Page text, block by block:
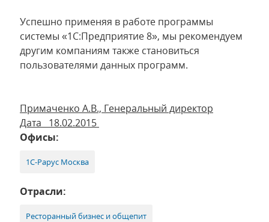
Успешно применяя в работе программы
системы «1С:Предприятие 8», мы рекомендуем
другим компаниям также становиться
пользователями данных программ.
Примаченко А.В., Генеральный директор
Дата 18.02.2015
Офисы:
1С-Рарус Москва
Отрасли:
Ресторанный бизнес и общепит